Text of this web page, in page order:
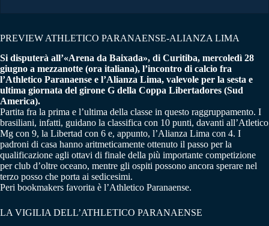
PREVIEW ATHLETICO PARANAENSE-ALIANZA LIMA
Si disputerà all’«Arena da Baixada», di Curitiba, mercoledì 28
giugno a mezzanotte (ora italiana), l’incontro di calcio fra
l’Athletico Paranaense e l’Alianza Lima, valevole per la sesta e
ultima giornata del girone G della Coppa Libertadores (Sud
America).
Partita fra la prima e l’ultima della classe in questo raggruppamento. I
brasiliani, infatti, guidano la classifica con 10 punti, davanti all’Atletico
Mg con 9, la Libertad con 6 e, appunto, l’Alianza Lima con 4. I
padroni di casa hanno aritmeticamente ottenuto il passo per la
qualificazione agli ottavi di finale della più importante competizione
per club d’oltre oceano, mentre gli ospiti possono ancora sperare nel
terzo posso che porta ai sedicesimi.
Peri bookmakers favorita è l’Athletico Paranaense.
LA VIGILIA DELL’ATHLETICO PARANAENSE